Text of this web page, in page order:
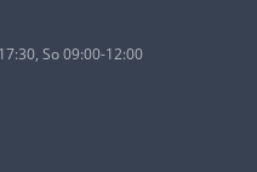
So 09:00-12:00